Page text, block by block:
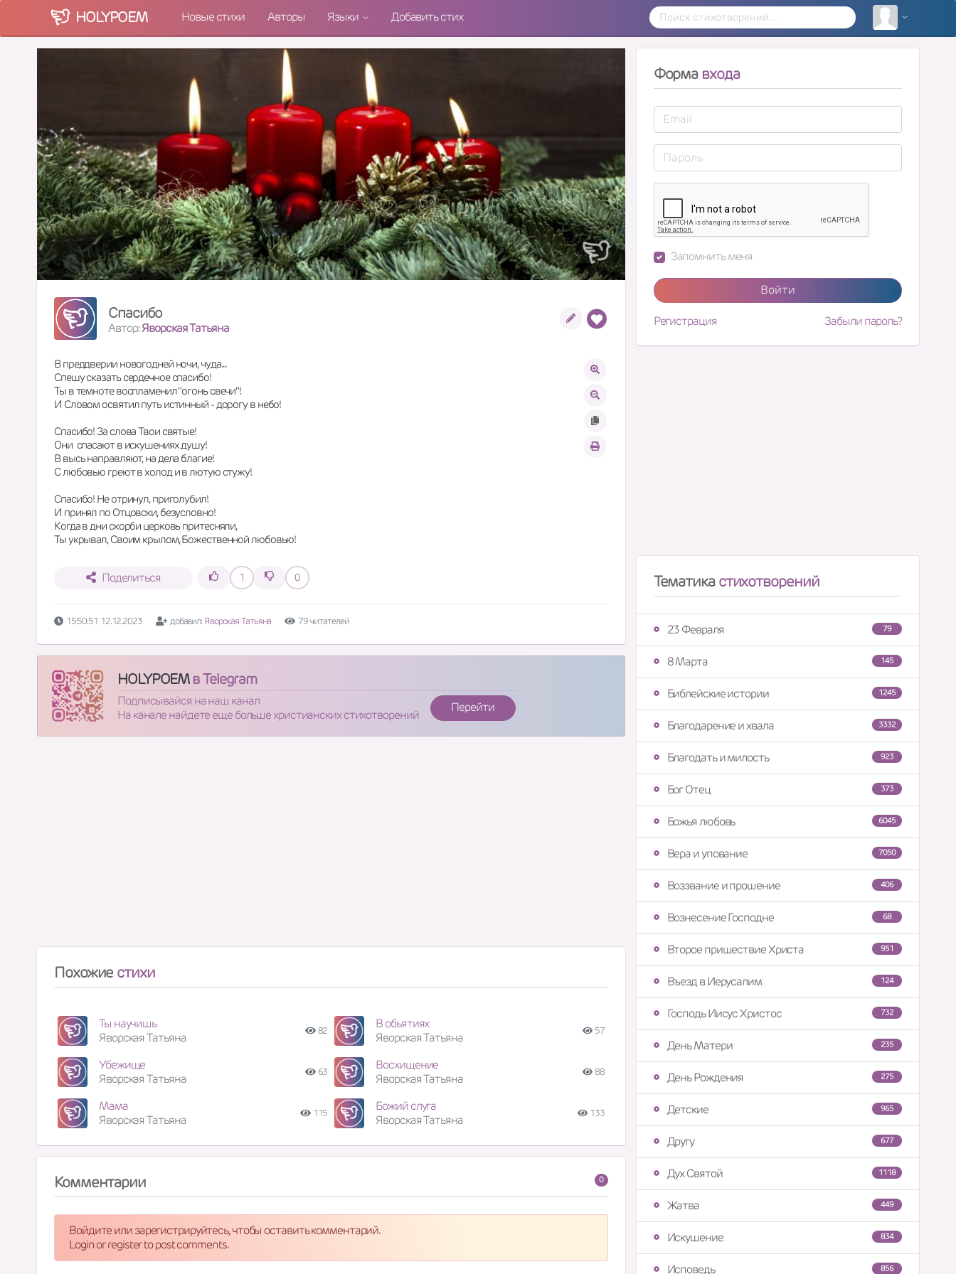
HOLYPOEM Новые стихи Авторы Языки Добавить стих
Спасибо
Автор:Яворская Татьяна
В преддверии новогодней ночи, чуда...
Спешу сказать сердечное спасибо!
Ты в темноте воспламенил "огонь свечи"!
И Словом освятил путь истинный - дорогу в небо!
Спасибо! За слова Твои святые!
Они  спасают в искушениях душу!
В высь направляют, на дела благие!
С любовью греют в холод и в лютую стужу!
Спасибо! Не отринул, приголубил!
И принял по Отцовски, безусловно!
Когда в дни скорби церковь притесняли,
Ты укрывал, Своим крылом, Божественной любовью!
Поделиться 1 0
15:50:51 12.12.2023 добавил:Яворская Татьяна 79 читателей
HOLYPOEMв Telegram
Подписывайся на наш канал
На канале найдете еще больше христианских стихотворений
Перейти
Похожие стихи
Ты научишь
Яворская Татьяна
82
В обьятиях
Яворская Татьяна
57
Убежище
Яворская Татьяна
63
Восхищение
Яворская Татьяна
88
Мама
Яворская Татьяна
115
Божий слуга
Яворская Татьяна
133
0
Комментарии
Войдите или зарегистрируйтесь, чтобы оставить комментарий.
Login or register to post comments.
Форма входа
Запомнить меня
Войти
Регистрация Забыли пароль?
Тематикастихотворений
79
23 Февраля
145
8 Марта
1245
Библейские истории
3332
Благодарение и хвала
923
Благодать и милость
373
Бог Отец
6045
Божья любовь
7050
Вера и упование
406
Воззвание и прошение
68
Вознесение Господне
951
Второе пришествие Христа
124
Въезд в Иерусалим
732
Господь Иисус Христос
235
День Матери
275
День Рождения
965
Детские
677
Другу
1118
Дух Святой
449
Жатва
834
Искушение
856
Исповедь